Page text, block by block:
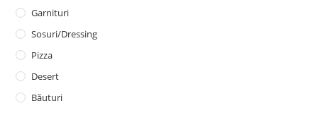
Garnituri
Sosuri/dressing
Pizza
Desert
Băuturi